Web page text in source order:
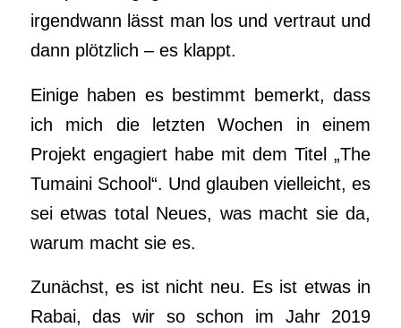
irgendwann lässt man los und vertraut und
dann plötzlich – es klappt.
Einige haben es bestimmt bemerkt, dass
ich mich die letzten Wochen in einem
Projekt engagiert habe mit dem Titel „The
Tumaini School“. Und glauben vielleicht, es
sei etwas total Neues, was macht sie da,
warum macht sie es.
Zunächst, es ist nicht neu. Es ist etwas in
Rabai, das wir so schon im Jahr 2019